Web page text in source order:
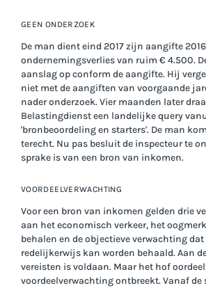
GEEN ONDERZOEK
De man dient eind 2017 zijn aangifte
ondernemingsverlies van ruim € 4.500.
aanslag op conform de aangifte. Hij
niet met de aangiften van voorgaande
nader onderzoek. Vier maanden later
Belastingdienst een landelijke query
'bronbeoordeling en starters'. De man
terecht. Nu pas besluit de inspecteur te
sprake is van een bron van inkomen.
VOORDEELVERWACHTING
Voor een bron van inkomen gelden drie
aan het economisch verkeer, het
behalen en de objectieve verwachting dat
redelijkerwijs kan worden behaald. Aan
vereisten is voldaan. Maar het hof
voordeelverwachting ontbreekt. Vanaf de